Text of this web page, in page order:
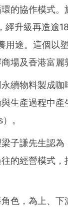
的協作模式
升級再造逾
用途。這個以
場及香港富麗
續物料製成
生產過程中
。
子謙先生認為
的經營模式
色，為上、